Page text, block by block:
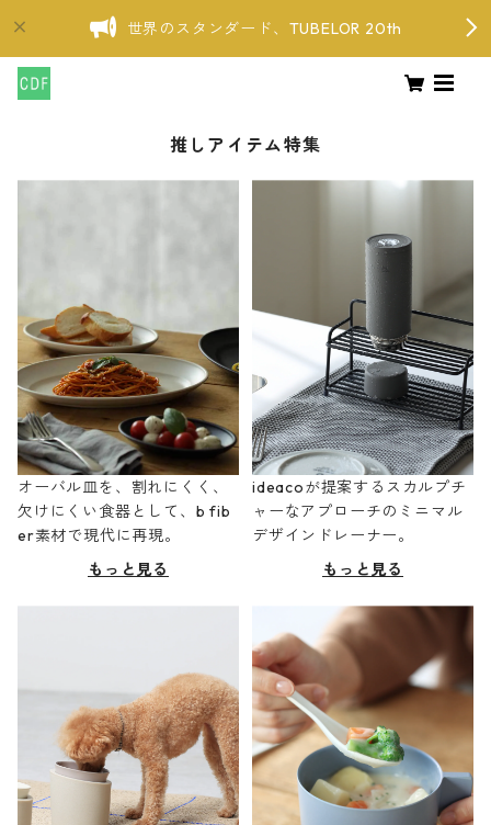
世界のスタンダード、TUBELOR 20th
推しアイテム特集
オーバル皿を、割れにくく、
欠けにくい食器として、b fib
er素材で現代に再現。
もっと見る
ideacoが提案するスカルプチ
ャーなアプローチのミニマル
デザインドレーナー。
もっと見る